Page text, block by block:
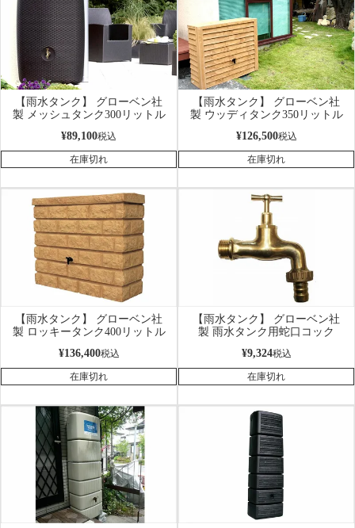
【雨水タンク】 グローベン社
製 メッシュタンク300リットル
¥89,100税込
在庫切れ
【雨水タンク】 グローベン社
製 ウッディタンク350リットル
¥126,500税込
在庫切れ
【雨水タンク】 グローベン社
製 ロッキータンク400リットル
¥136,400税込
在庫切れ
【雨水タンク】 グローベン社
製 雨水タンク用蛇口コック
¥9,324税込
在庫切れ